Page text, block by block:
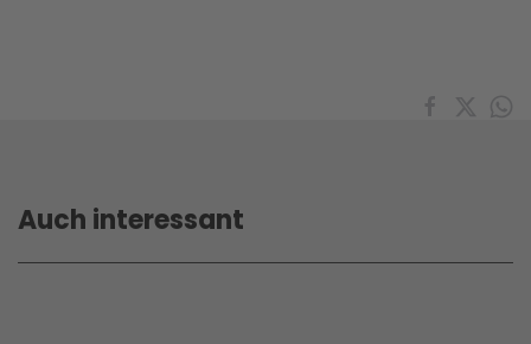
Auch interessant